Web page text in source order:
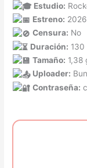
Estudio:
Estreno:
Censura: No
Duración: 130
Tamaño: 1,38
Uploader:
Contraseña: